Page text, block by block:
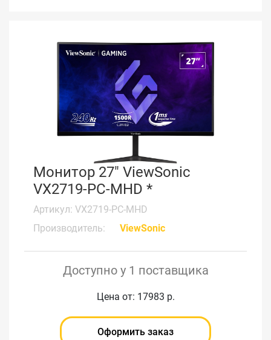
Монитор 27" ViewSonic
VX2719-PC-MHD *
Артикул: VX2719-PC-MHD
Производитель:
ViewSonic
Доступно у 1 поставщика
Цена от: 17983 р.
Оформить заказ